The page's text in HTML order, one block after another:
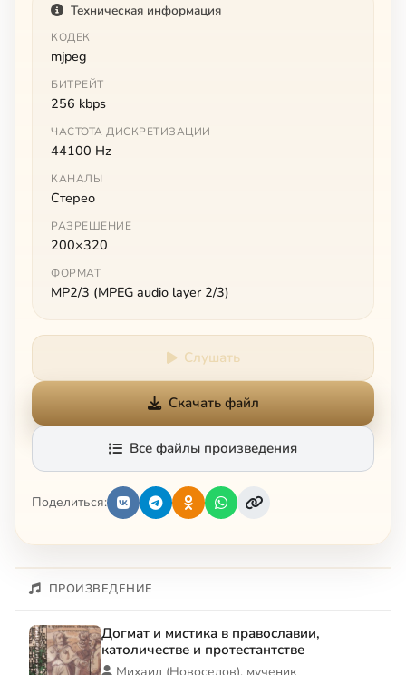
Техническая информация
КОДЕК
mjpeg
БИТРЕЙТ
256 kbps
ЧАСТОТА ДИСКРЕТИЗАЦИИ
44100 Hz
КАНАЛЫ
Стерео
РАЗРЕШЕНИЕ
200×320
ФОРМАТ
MP2/3 (MPEG audio layer 2/3)
Слушать
Скачать файл
Все файлы произведения
Поделиться:
ПРОИЗВЕДЕНИЕ
Догмат и мистика в православии,
католичестве и протестантстве